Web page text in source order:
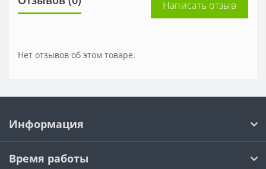
Написать отзыв
Нет отзывов об этом товаре.
Информация
Время работы